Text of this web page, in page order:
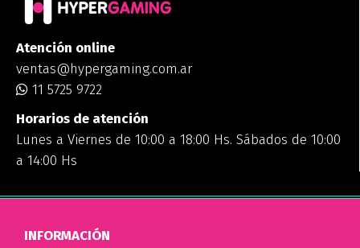
Atención online
ventas@hypergaming.com.ar
11 5725 9722
Horarios de atención
Lunes a Viernes de 10:00 a 18:00 Hs. Sábados de 10:00
a 14:00 Hs
INFORMACIÓN